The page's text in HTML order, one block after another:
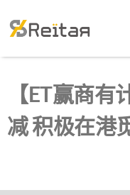
【ET赢商
减 积极在港